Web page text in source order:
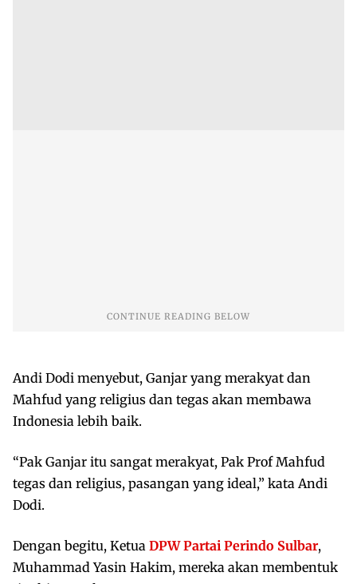
Andi Dodi menyebut, Ganjar yang merakyat dan
Mahfud yang religius dan tegas akan membawa
Indonesia lebih baik.
“Pak Ganjar itu sangat merakyat, Pak Prof Mahfud
tegas dan religius, pasangan yang ideal,” kata Andi
Dodi.
Dengan begitu, Ketua DPW Partai Perindo Sulbar,
Muhammad Yasin Hakim, mereka akan membentuk